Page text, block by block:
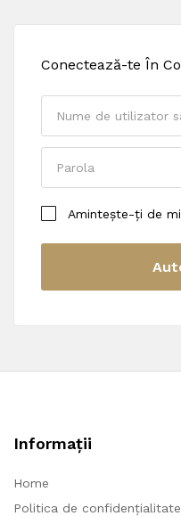
Conectează-te În
Amintește-ți de
Datele personale vor
experiența pe acest
Informații
Home
Politica de confidențialitate